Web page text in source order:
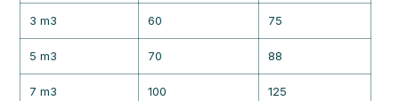
3 m3 60 75
5 m3 70 88
7 m3 100 125